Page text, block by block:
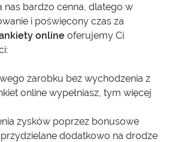
nas bardzo cenna, dlatego w
i poświęcony czas za
online oferujemy Ci
zarobku bez wychodzenia z
online wypełniasz, tym więcej
zysków poprzez bonusowe
dodatkowo na drodze